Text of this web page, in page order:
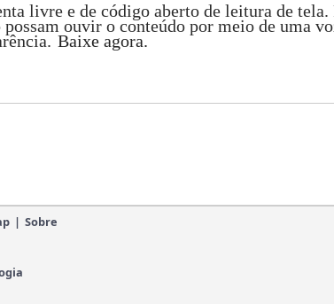
livre e de código aberto de leitura de
ouvir o conteúdo por meio de uma
Baixe agora.
| Sobre